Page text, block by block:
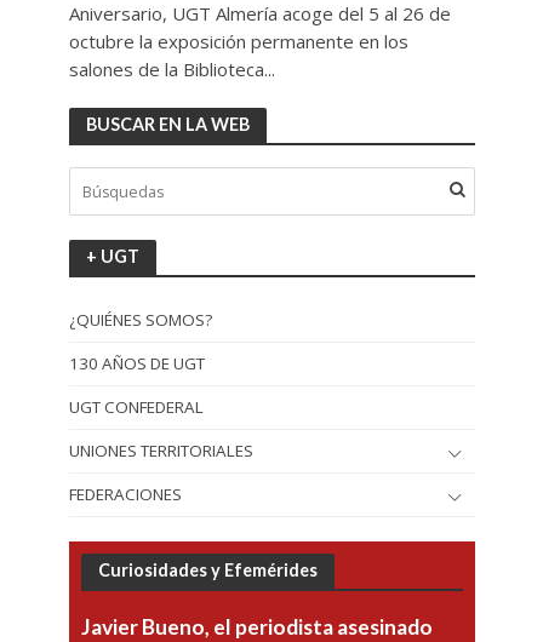
Aniversario, UGT Almería acoge del 5 al 26 de
octubre la exposición permanente en los
salones de la Biblioteca...
BUSCAR EN LA WEB
+ UGT
¿QUIÉNES SOMOS?
130 AÑOS DE UGT
UGT CONFEDERAL
UNIONES TERRITORIALES
FEDERACIONES
Curiosidades y Efemérides
Javier Bueno, el periodista asesinado